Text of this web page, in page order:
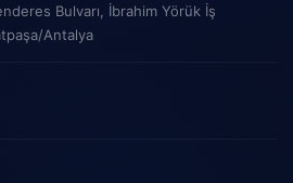
Bulvarı, İbrahim Yörük İş
Antalya